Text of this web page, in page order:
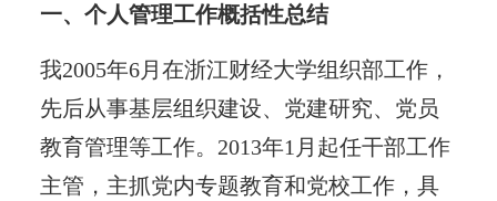
一、个人管理工作概括性总结
我2005年6月在浙江财经大学组织部工作，
先后从事基层组织建设、党建研究、党员
教育管理等工作。2013年1月起任干部工作
主管，主抓党内专题教育和党校工作，具